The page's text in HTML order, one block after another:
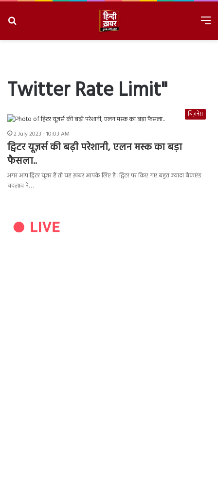
Twitter Rate Limit"
बिज़नेस
2 July 2023 - 10:03 AM
ट्विटर यूज़र्स की बढ़ी परेशानी, एलन मस्क का बड़ा
फैसला..
अगर आप ट्विटर यूज़र हैं तो यह ख़बर आपके लिए है। ट्विटर पर किए गए बहुत ज्यादा बैकएंड
बदलाव ने…